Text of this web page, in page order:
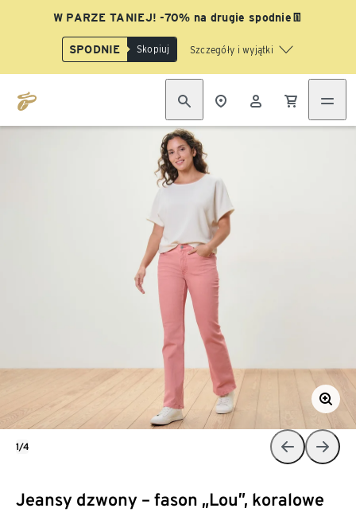
W PARZE TANIEJ! -70% na drugie spodnie👖
SPODNIE Skopiuj Szczegóły i wyjątki
Jeansy dzwony – fason „Lou”, koralowe
1/4